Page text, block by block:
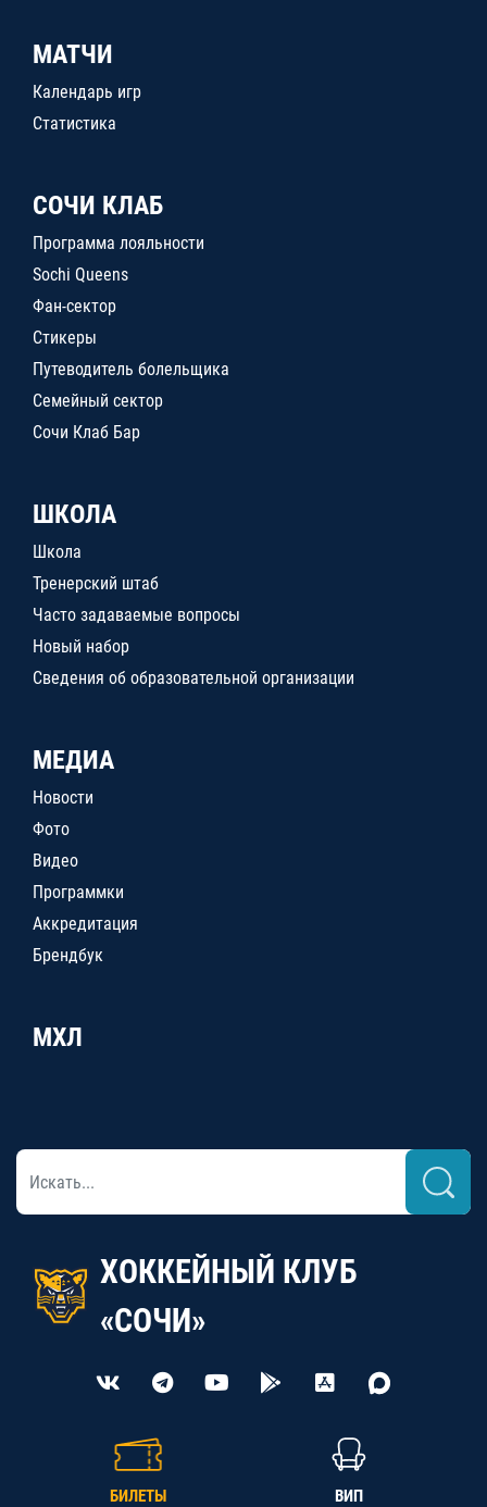
МАТЧИ
Календарь игр
Статистика
СОЧИ КЛАБ
Программа лояльности
Sochi Queens
Фан-сектор
Стикеры
Путеводитель болельщика
Семейный сектор
Сочи Клаб Бар
ШКОЛА
Школа
Тренерский штаб
Часто задаваемые вопросы
Новый набор
Сведения об образовательной организации
МЕДИА
Новости
Фото
Видео
Программки
Аккредитация
Брендбук
МХЛ
ХОККЕЙНЫЙ КЛУБ
«СОЧИ»
БИЛЕТЫ ВИП